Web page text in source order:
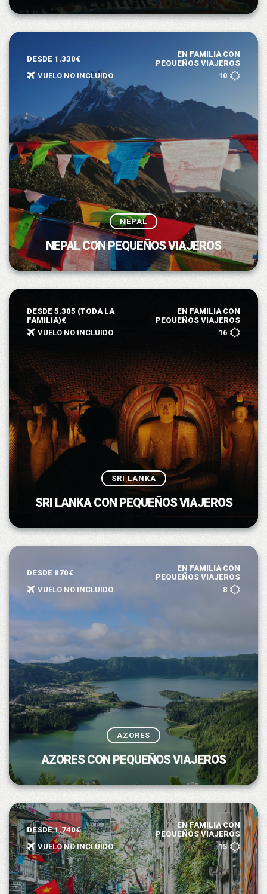
DESDE 1.330€
EN FAMILIA CON
PEQUEÑOS VIAJEROS
VUELO NO INCLUIDO
10
NEPAL
NEPAL CON PEQUEÑOS VIAJEROS
DESDE 5.305 (TODA LA
FAMILIA)€
EN FAMILIA CON
PEQUEÑOS VIAJEROS
VUELO NO INCLUIDO
16
SRI LANKA
SRI LANKA CON PEQUEÑOS VIAJEROS
DESDE 870€
EN FAMILIA CON
PEQUEÑOS VIAJEROS
VUELO NO INCLUIDO
8
AZORES
AZORES CON PEQUEÑOS VIAJEROS
DESDE 1.740€
EN FAMILIA CON
PEQUEÑOS VIAJEROS
VUELO NO INCLUIDO
15